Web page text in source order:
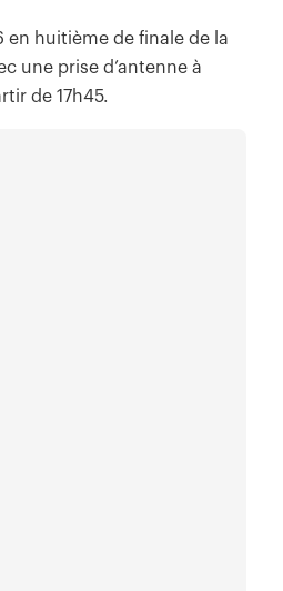
en huitième de finale de la
une prise d’antenne à
de 17h45.